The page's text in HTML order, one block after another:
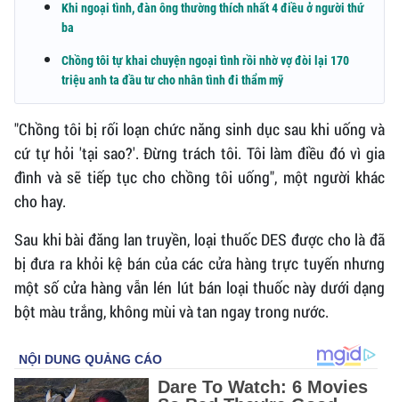
Khi ngoại tình, đàn ông thường thích nhất 4 điều ở người thứ
ba
Chồng tôi tự khai chuyện ngoại tình rồi nhờ vợ đòi lại 170
triệu anh ta đầu tư cho nhân tình đi thẩm mỹ
"Chồng tôi bị rối loạn chức năng sinh dục sau khi uống và
cứ tự hỏi 'tại sao?'. Đừng trách tôi. Tôi làm điều đó vì gia
đình và sẽ tiếp tục cho chồng tôi uống", một người khác
cho hay.
Sau khi bài đăng lan truyền, loại thuốc DES được cho là đã
bị đưa ra khỏi kệ bán của các cửa hàng trực tuyến nhưng
một số cửa hàng vẫn lén lút bán loại thuốc này dưới dạng
bột màu trắng, không mùi và tan ngay trong nước.